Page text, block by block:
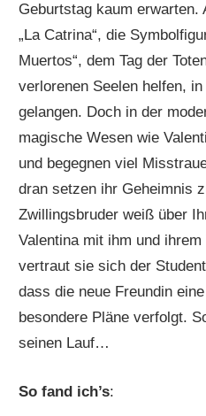
Geburtstag kaum erwarten.
„La Catrina“, die
Muertos“, dem Tag der
verlorenen Seelen helfen,
gelangen. Doch in der
magische Wesen wie
und begegnen viel
dran setzen ihr Geheimnis
Zwillingsbruder weiß über
Valentina mit ihm und
vertraut sie sich der
dass die neue Freundin
besondere Pläne verfolgt.
seinen Lauf…
So fand ich’s: